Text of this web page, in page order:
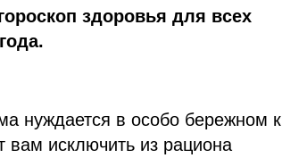
здоровья для всех
нуждается в особо бережном к
исключить из рациона